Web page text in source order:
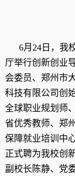
6月 24日，我
厅举行创新创业
会委员、郑州市
科技有限公司创
全球职业规划师
省优秀教师、郑
保障就业培训中
正式聘为我校创
副校长陈静、党